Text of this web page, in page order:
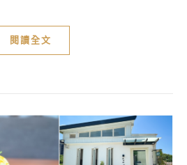
閱讀全文